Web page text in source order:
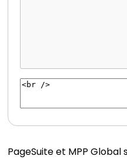
PageSuite et MPP